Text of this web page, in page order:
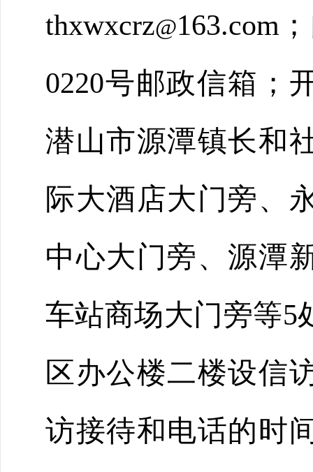
thxwxcrz@163.com
0220号邮政信箱；
潜山市源潭镇长和
际大酒店大门旁、
中心大门旁、源潭
车站商场大门旁等5
区办公楼二楼设信
访接待和电话的时